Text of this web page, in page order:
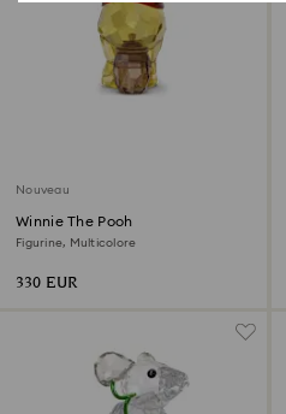
Nouveau
Winnie The Pooh
Figurine, Multicolore
330 EUR